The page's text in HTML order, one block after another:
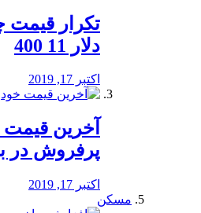
تکرار قیمت
دلار 11 400
اکتبر 17, 2019
آخرین
پرفروش در
اکتبر 17, 2019
مسکن